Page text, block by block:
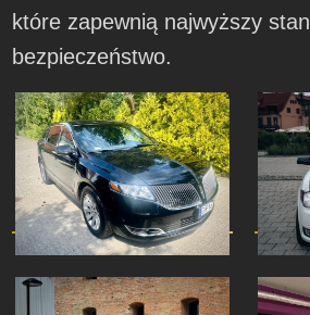
które zapewnią najwyższy
bezpieczeństwo.